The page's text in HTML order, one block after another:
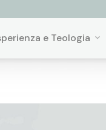
e Teologia